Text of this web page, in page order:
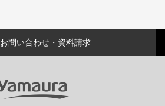
お問い合わせ・資料請求